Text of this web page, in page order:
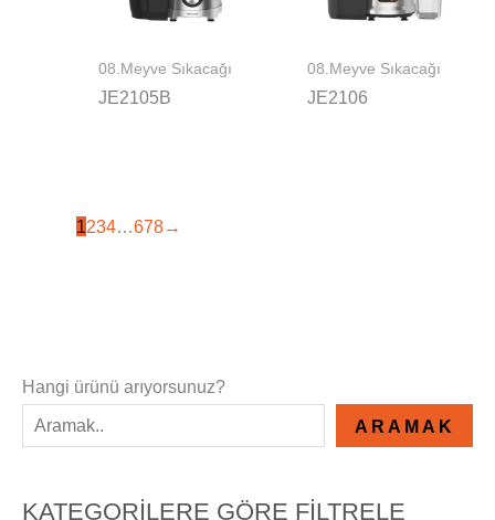
Hangi ürünü arıyorsunuz?
ARAMAK
KATEGORILERE GÖRE FILTRELE
08.Meyve Sıkacağı
JE2105B
08.Meyve Sıkacağı
JE2106
1234…678→